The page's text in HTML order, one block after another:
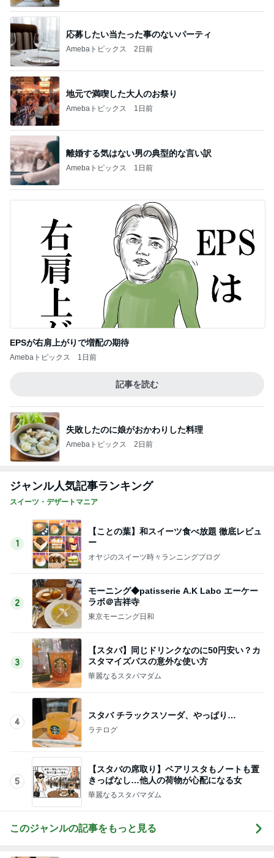
応募したい当たった事のないパーティ
Amebaトピックス 2日前
地元で満喫した大人のお祭り
Amebaトピックス 1日前
離婚する気はない男の典型的な言い訳
Amebaトピックス 1日前
EPSが右肩上がりで増配の期待
Amebaトピックス 1日前
記事を読む
失敗したのに娘がおかわりした料理
Amebaトピックス 2日前
ジャンル人気記事ランキング
スイーツ・デザートマニア
1
【ことの葉】和スイーツ食べ放題 徹底レビュ
ー
オヤジのスイーツ時々ランニングブログ
2
モーニング◆patisserie A.K Labo エーケー
ラボ＠吉祥寺
東京モーニング日和
3
【スタバ】同じドリンクなのに50円安い？カ
スタマイズパスの意外な使い方
華麗なるスタバマダム
4
スタバ チラックスソーダ、やっぱり…
ラテログ
5
【スタバの席取り】ベアリスタもノートも置
きっぱなし…他人の荷物が心配になる女
華麗なるスタバマダム
このジャンルの記事をもっと見る